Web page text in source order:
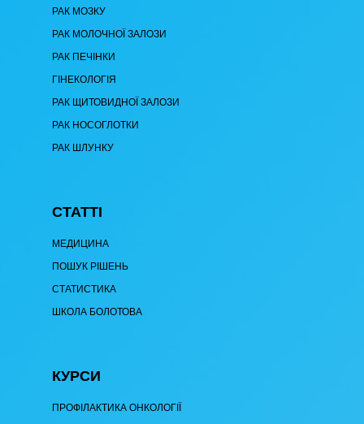
РАК МОЗКУ
РАК МОЛОЧНОЇ ЗАЛОЗИ
РАК ПЕЧІНКИ
ГІНЕКОЛОГІЯ
РАК ЩИТОВИДНОЇ ЗАЛОЗИ
РАК НОСОГЛОТКИ
РАК ШЛУНКУ
СТАТТІ
МЕДИЦИНА
ПОШУК РІШЕНЬ
СТАТИСТИКА
ШКОЛА БОЛОТОВА
КУРСИ
ПРОФІЛАКТИКА ОНКОЛОГІЇ